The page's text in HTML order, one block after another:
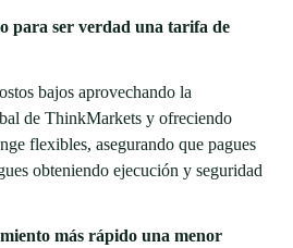
para ser verdad una tarifa de
bajos aprovechando la
de ThinkMarkets y ofreciendo
flexibles, asegurando que pagues
obteniendo ejecución y seguridad
más rápido una menor